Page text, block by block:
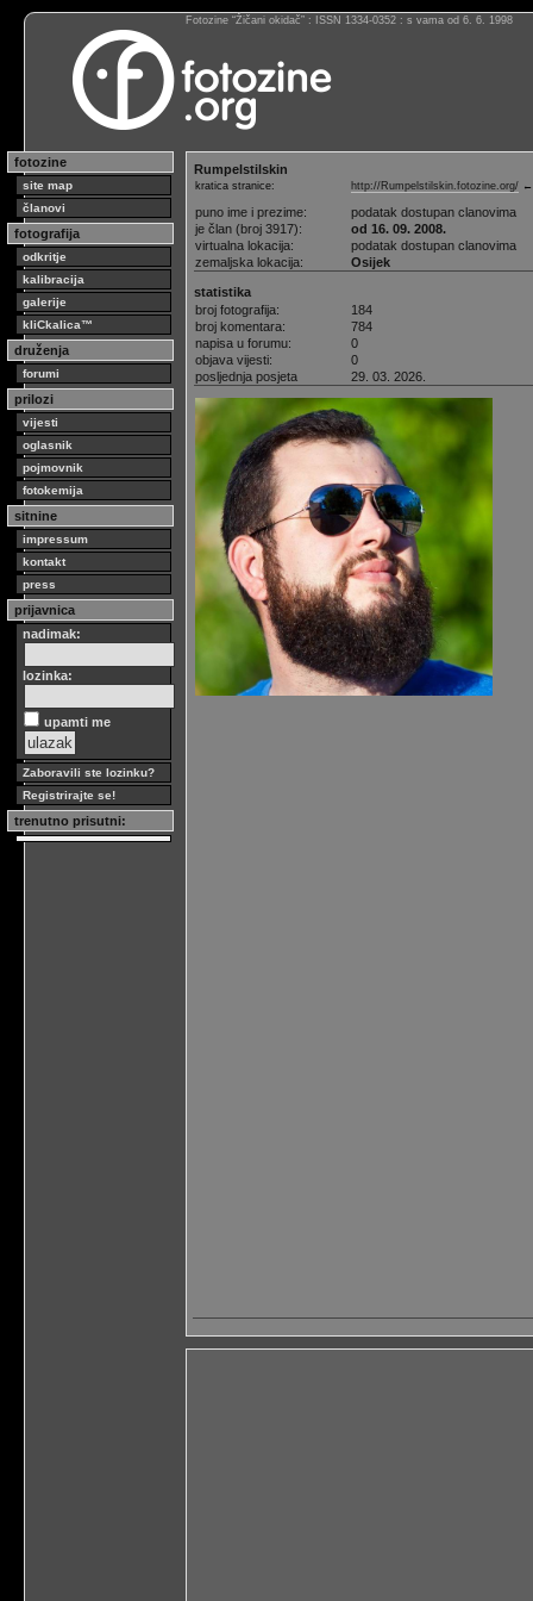
Fotozine “Žičani okidač” : ISSN 1334-0352 : s vama od 6. 6. 1998
fotozine
site map
članovi
fotografija
odkritje
kalibracija
galerije
kliCkalica™
druženja
forumi
prilozi
vijesti
oglasnik
pojmovnik
fotokemija
sitnine
impressum
kontakt
press
prijavnica
nadimak:
lozinka:
upamti me
Zaboravili ste lozinku?
Registrirajte se!
trenutno prisutni:
Rumpelstilskin
kratica stranice: http://Rumpelstilskin.fotozine.org/
puno ime i prezime:
podatak dostupan clanovima
je član (broj 3917):
od 16. 09. 2008.
virtualna lokacija:
podatak dostupan clanovima
zemaljska lokacija:
Osijek
statistika
broj fotografija:
184
broj komentara:
784
napisa u forumu:
0
objava vijesti:
0
posljednja posjeta
29. 03. 2026.